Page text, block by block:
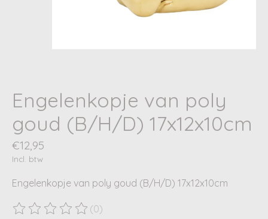
Engelenkopje van poly
goud (B/H/D) 17x12x10cm
€12,95
Incl. btw
Engelenkopje van poly goud (B/H/D) 17x12x10cm
De beoordeling van dit product is
(0)